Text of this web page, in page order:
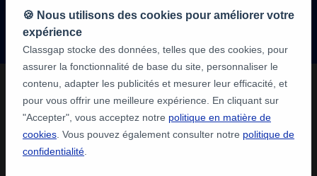
9,6/10
avis
🍪 Nous utilisons des cookies pour améliorer votre
expérience
Classgap stocke des données, telles que des cookies, pour
assurer la fonctionnalité de base du site, personnaliser le
contenu, adapter les publicités et mesurer leur efficacité, et
pour vous offrir une meilleure expérience. En cliquant sur
"Accepter", vous acceptez notre politique en matière de
cookies . Vous pouvez également consulter notre politique de
confidentialité